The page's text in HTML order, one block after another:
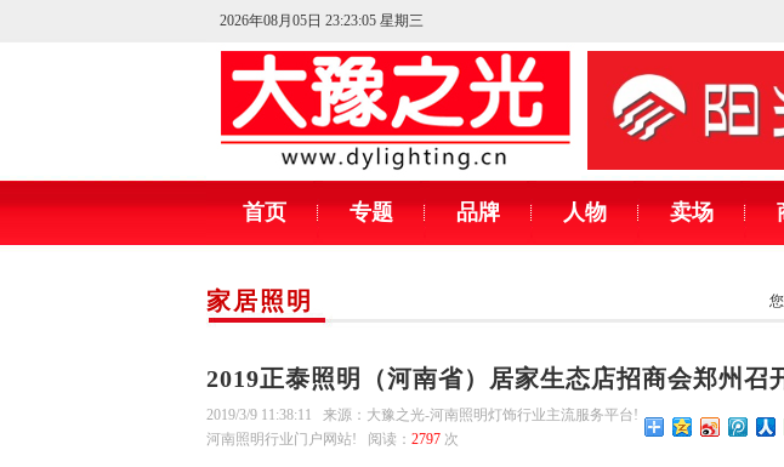
2026年08月05日 23:23:06 星期三
首页 专题 品牌 人物 卖场
家居照明
2019正泰照明（河南省）居家生态店招商会郑州召
2019/3/9 11:38:11 来源：大豫之光-河南照明灯饰行业主流服务平台!
河南照明行业门户网站! 阅读： 2797 次